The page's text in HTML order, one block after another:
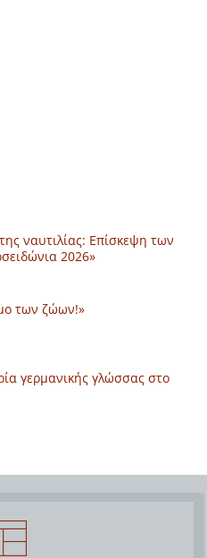
ναυτιλίας: Επίσκεψη των
2026»
των ζώων!»
γερμανικής γλώσσας στο